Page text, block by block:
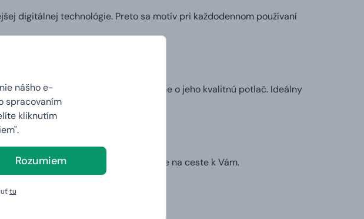
nášho e-
spracovaním
kliknutím
Rozumiem
tu
digitálnej technológie. Preto sa motív pri každodennom používaní
dizajn na hrnček a my sa postaráme o jeho kvalitnú potlač. Ideálny
alebo vyjadriť svoj štýl.
vašich snov a na druhý deň už bude na ceste k Vám.